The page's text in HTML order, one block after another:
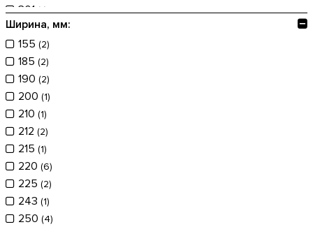
301(1)
310(5)
320(2)
340(1)
355(12)
365 (1)
370(1)
380(6)
385(2)
390(3)
395(5)
397 (1)
400(2)
Ширина, мм:
155 (2)
185 (2)
190 (2)
200 (1)
210 (1)
212 (2)
215 (1)
220 (6)
225 (2)
243 (1)
250 (4)